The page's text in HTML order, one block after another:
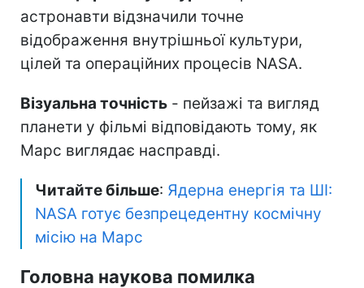
астронавти відзначили точне
відображення внутрішньої культури,
цілей та операційних процесів NASA.
Візуальна точність - пейзажі та вигляд
планети у фільмі відповідають тому, як
Марс виглядає насправді.
Читайте більше: Ядерна енергія та ШІ:
NASA готує безпрецедентну космічну
місію на Марс
Головна наукова помилка